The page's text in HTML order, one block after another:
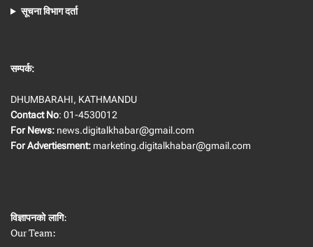
सूचना विभाग दर्ता
सम्पर्क:
DHUMBARAHI, KATHMANDU
Contact No: 01-4530012
For News: news.digitalkhabar@gmail.com
For Advertiesment: marketing.digitalkhabar@gmail.com
विज्ञापनको लागि:
Our Team: